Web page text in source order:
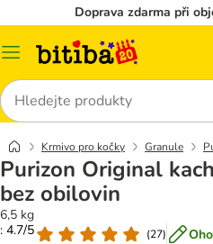
Doprava zdarma při
Kategorie
Hledat
Krmivo pro kočky Granule
Purizon Original
bez obilovin
6,5 kg
: 4.7/5
(27)